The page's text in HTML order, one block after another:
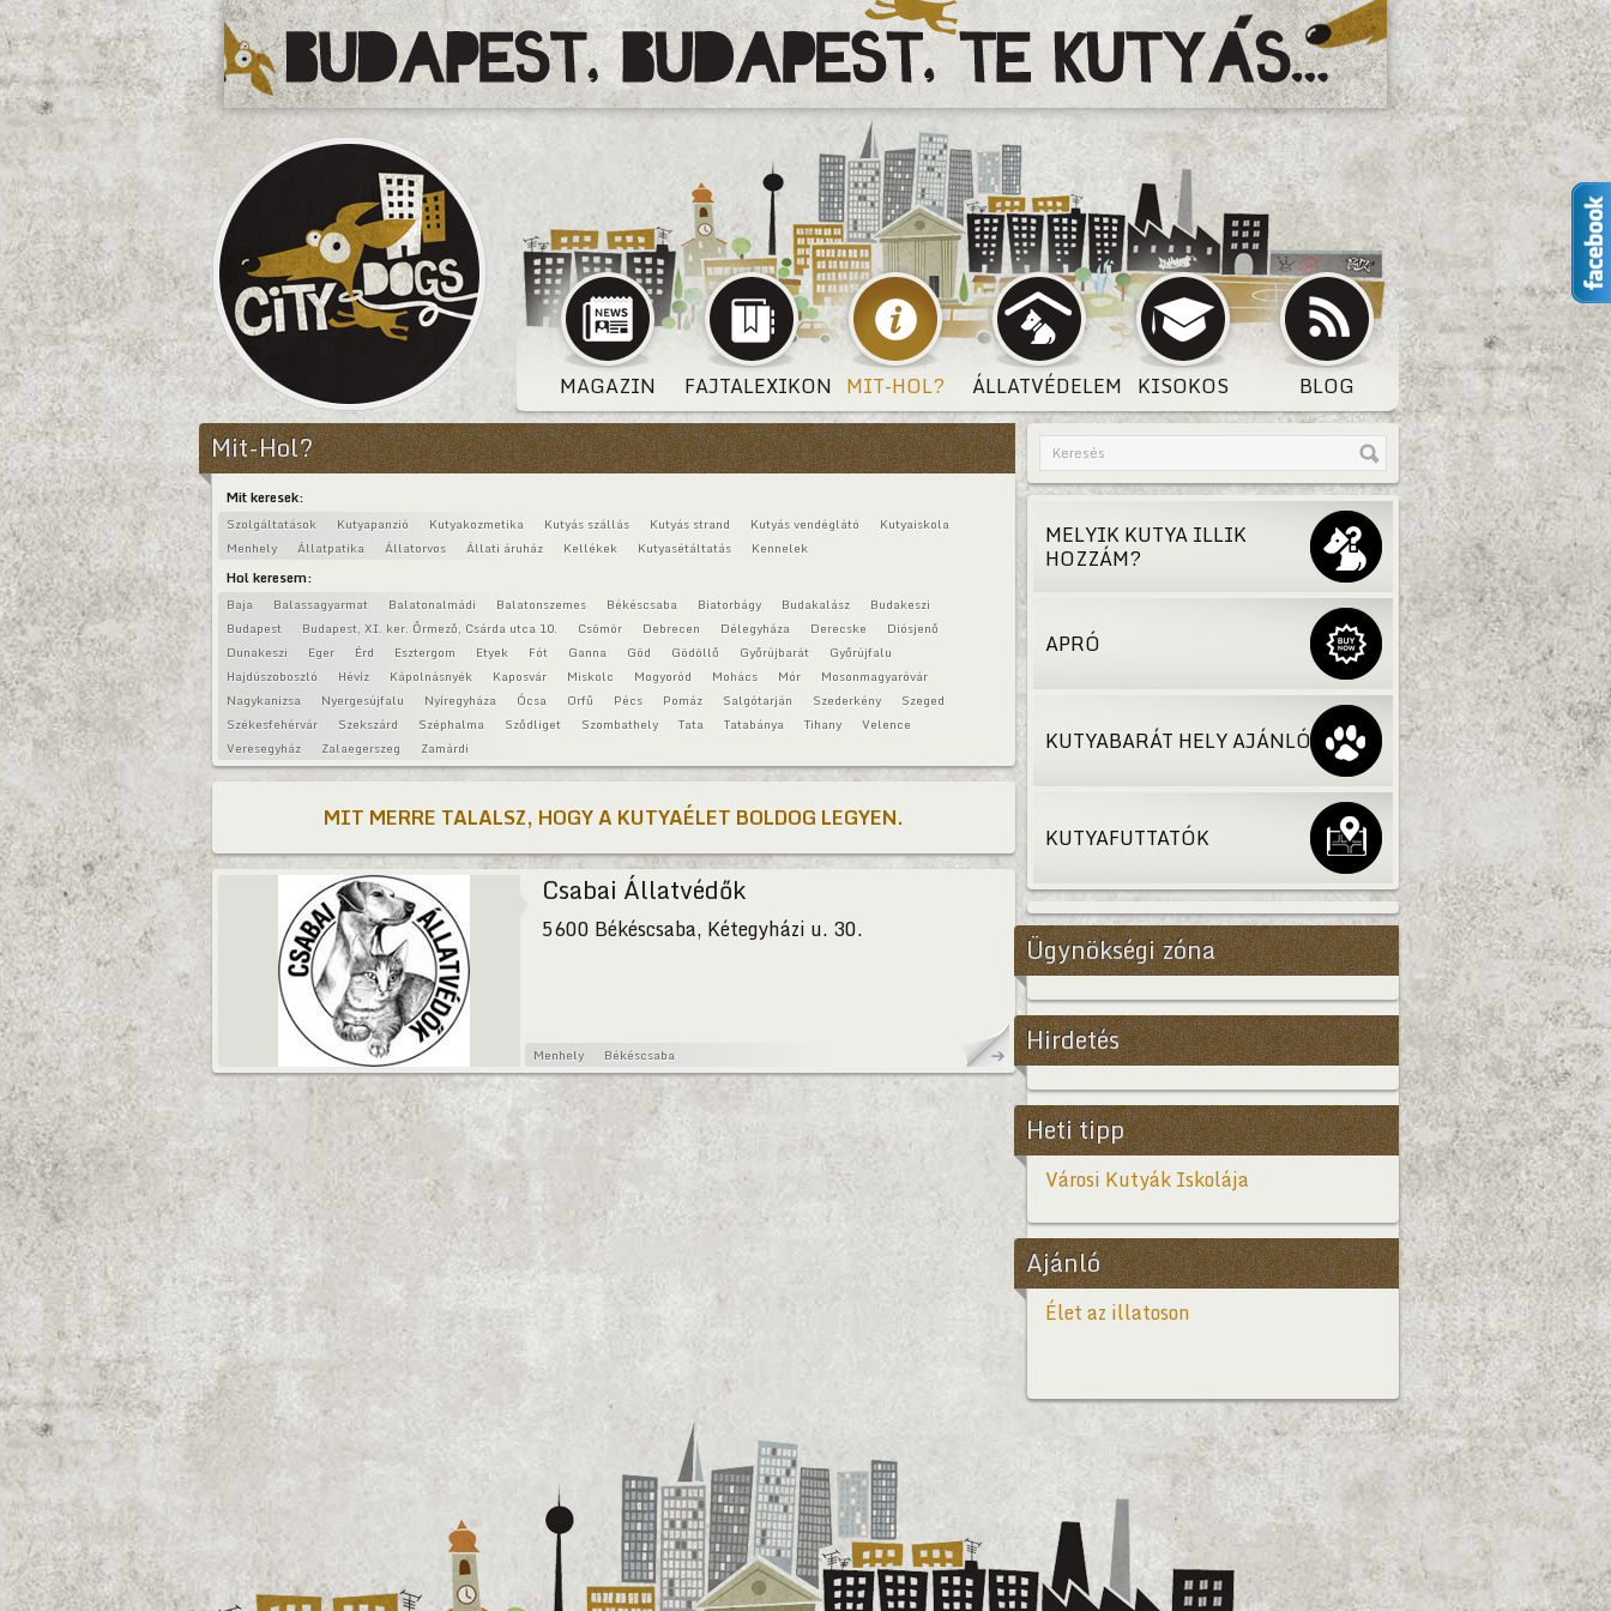
CityDogs
MAGAZIN FAJTALEXIKON MIT-HOL? ÁLLATVÉDELEM KISOKOS BLOG
Mit-Hol?
Mit keresek:
Szolgáltatások Kutyapanzió Kutyakozmetika Kutyás szállás Kutyás strand Kutyás vendéglátó
Kutyaiskola
Menhely
Állatpatika Állatorvos Állati áruház Kellékek Kutyasétáltatás Kennelek
Hol keresem:
Baja Balassagyarmat Balatonalmádi Balatonszemes Békéscsaba Biatorbágy Budakalász
Budakeszi
Budapest
Budapest, XI. ker. Őrmező, Csárda utca 10. Csömör Debrecen Délegyháza Derecske
Diósjenő
Dunakeszi
Eger Érd Esztergom Etyek Fót Ganna Göd Gödöllő Győrújbarát
Győrújfalu
Hajdúszoboszló
Hévíz Kápolnásnyék Kaposvár Miskolc Mogyoród Mohács Mór
Mosonmagyaróvár
Nagykanizsa
Nyergesújfalu Nyíregyháza Ócsa Orfű Pécs Pomáz Salgótarján Szederkény
Szeged
Székesfehérvár
Szekszárd Széphalma Sződliget Szombathely Tata Tatabánya Tihany
Velence
Veresegyház
Zalaegerszeg Zamárdi
MIT MERRE TALALSZ, HOGY A KUTYAÉLET BOLDOG LEGYEN.
Csabai Állatvédők
5600 Békéscsaba, Kétegyházi u. 30.
Menhely Békéscsaba
MELYIK KUTYA ILLIK
HOZZÁM?
APRÓ
KUTYABARÁT HELY AJÁNLÓ
KUTYAFUTTATÓK
Ügynökségi zóna
Hirdetés
Heti tipp
Városi Kutyák Iskolája
Ajánló
Élet az illatoson